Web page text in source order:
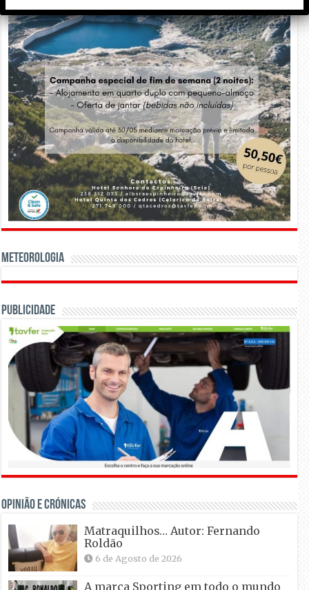
Meteorologia
Publicidade
OPINIÃO E CRÓNICAS
Matraquilhos… Autor: Fernando
Roldão
6 de Agosto de 2026
A marca Sporting em todo o mundo